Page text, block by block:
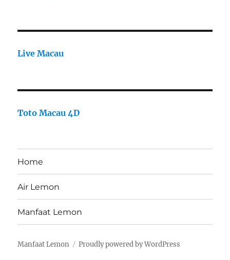
Live Macau
Toto Macau 4D
Home
Air Lemon
Manfaat Lemon
Manfaat Lemon Proudly powered by WordPress